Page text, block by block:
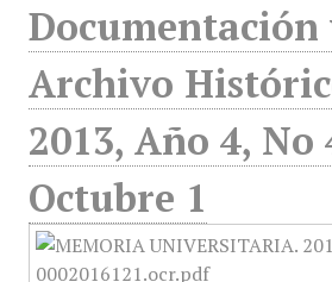
Documentación
Archivo
2013, Año 4, No
Octubre 1